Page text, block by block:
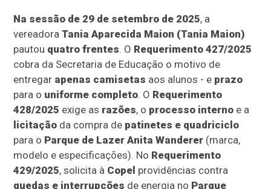
Na sessão de 29 de setembro de 2025, a
vereadoraTania Aparecida Maion (Tania Maion)
pautou quatro frentes. O Requerimento 427/2025
cobra da Secretaria de Educação o motivo de
entregar apenas camisetas aos alunos - e prazo
para o uniforme completo. O Requerimento
428/2025 exige as razões, o processo interno e a
licitação da compra de patinetes e quadriciclo
para o Parque de Lazer Anita Wanderer (marca,
modelo e especificações). No Requerimento
429/2025, solicita à Copel providências contra
quedas e interrupções de energia no Parque